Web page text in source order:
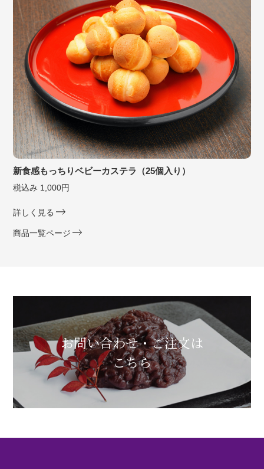
新食感もっちりベビーカステラ（25個入り）
税込み 1,000円
詳しく見る
商品一覧ページ
お問い合わせ・ご注文は
こちら